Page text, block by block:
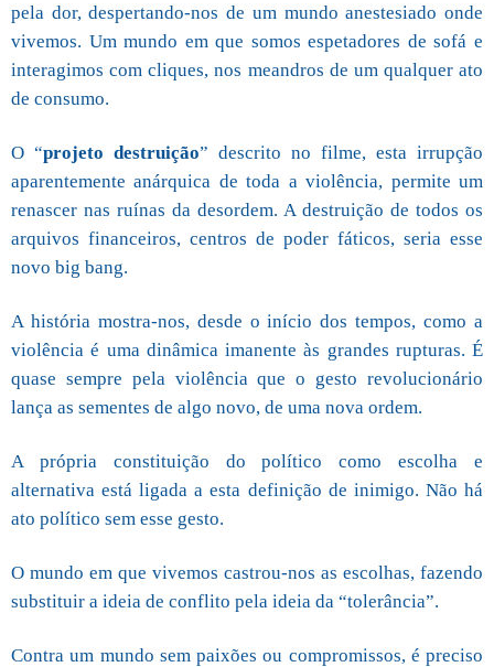
pela dor, despertando-nos de um mundo anestesiado onde
vivemos. Um mundo em que somos espetadores de sofá e
interagimos com cliques, nos meandros de um qualquer ato
de consumo.
O “projeto destruição” descrito no filme, esta irrupção
aparentemente anárquica de toda a violência, permite um
renascer nas ruínas da desordem. A destruição de todos os
arquivos financeiros, centros de poder fáticos, seria esse
novo big bang.
A história mostra-nos, desde o início dos tempos, como a
violência é uma dinâmica imanente às grandes rupturas. É
quase sempre pela violência que o gesto revolucionário
lança as sementes de algo novo, de uma nova ordem.
A própria constituição do político como escolha e
alternativa está ligada a esta definição de inimigo. Não há
ato político sem esse gesto.
O mundo em que vivemos castrou-nos as escolhas, fazendo
substituir a ideia de conflito pela ideia da “tolerância”.
Contra um mundo sem paixões ou compromissos, é preciso